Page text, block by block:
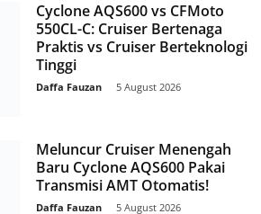
Cyclone AQS600 vs CFMoto
550CL-C: Cruiser Bertenaga
Praktis vs Cruiser Berteknologi
Tinggi
Daffa Fauzan 5 August 2026
Meluncur Cruiser Menengah
Baru Cyclone AQS600 Pakai
Transmisi AMT Otomatis!
Daffa Fauzan 5 August 2026